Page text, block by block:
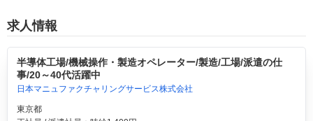
求人情報
半導体工場/機械操作・製造オペレーター/製造/工場/派遣の仕
事/20～40代活躍中
日本マニュファクチャリングサービス株式会社
東京都